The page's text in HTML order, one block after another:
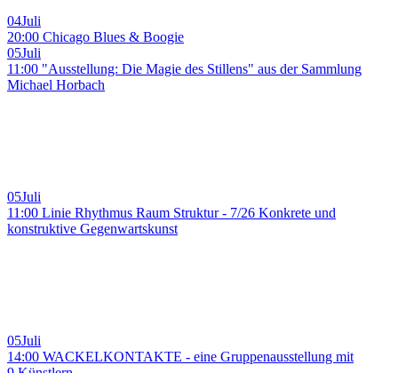
04Juli
20:00 Chicago Blues & Boogie
05Juli
11:00 "Ausstellung: Die Magie des Stillens" aus der Sammlung
Michael Horbach
05Juli
11:00 Linie Rhythmus Raum Struktur - 7/26 Konkrete und
konstruktive Gegenwartskunst
05Juli
14:00 WACKELKONTAKTE - eine Gruppenausstellung mit